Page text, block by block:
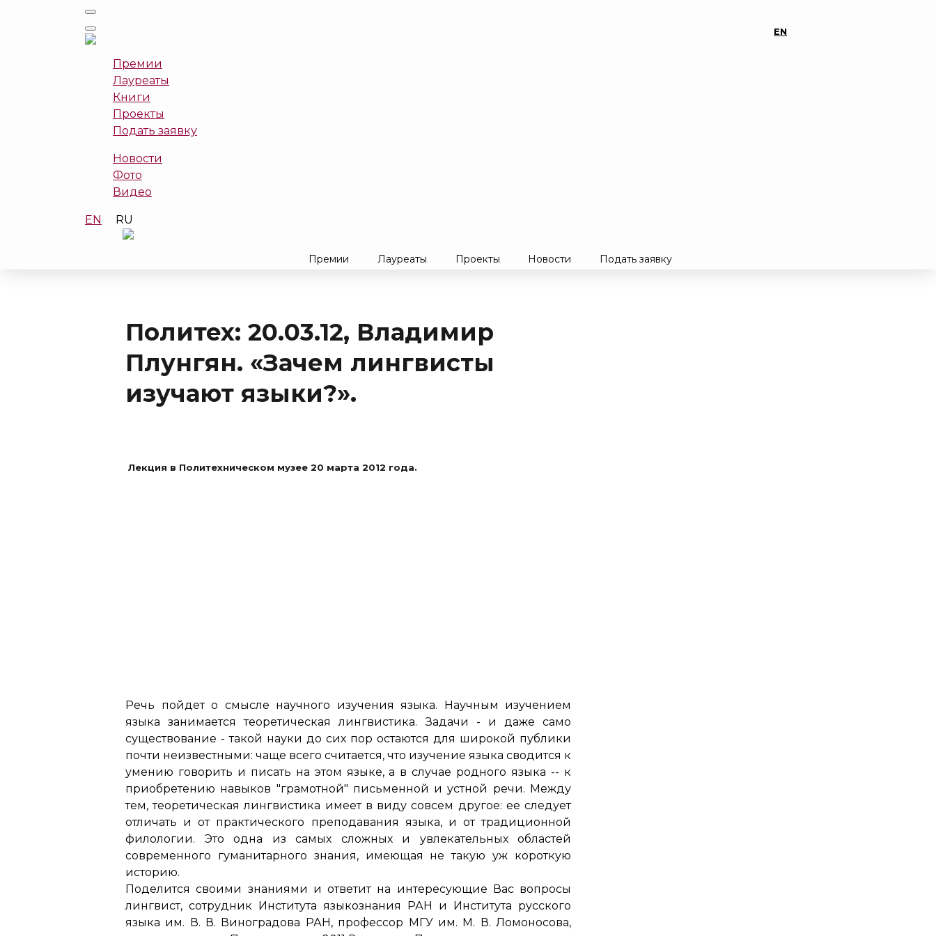
Премии
Лауреаты
Книги
Проекты
Подать заявку
Новости
Фото
Видео
EN RU
EN
Премии Лауреаты Проекты Новости Подать заявку
Политех: 20.03.12, Владимир
Плунгян. «Зачем лингвисты
изучают языки?».
Лекция в Политехническом музее 20 марта 2012 года.
Речь пойдет о смысле научного изучения языка. Научным изучением
языка занимается теоретическая лингвистика. Задачи - и даже само
существование - такой науки до сих пор остаются для широкой публики
почти неизвестными: чаще всего считается, что изучение языка сводится к
умению говорить и писать на этом языке, а в случае родного языка -- к
приобретению навыков "грамотной" письменной и устной речи. Между
тем, теоретическая лингвистика имеет в виду совсем другое: ее следует
отличать и от практического преподавания языка, и от традиционной
филологии. Это одна из самых сложных и увлекательных областей
современного гуманитарного знания, имеющая не такую уж короткую
историю.
Поделится своими знаниями и ответит на интересующие Вас вопросы
лингвист, сотрудник Института языкознания РАН и Института русского
языка им. В. В. Виноградова РАН, профессор МГУ им. М. В. Ломоносова,